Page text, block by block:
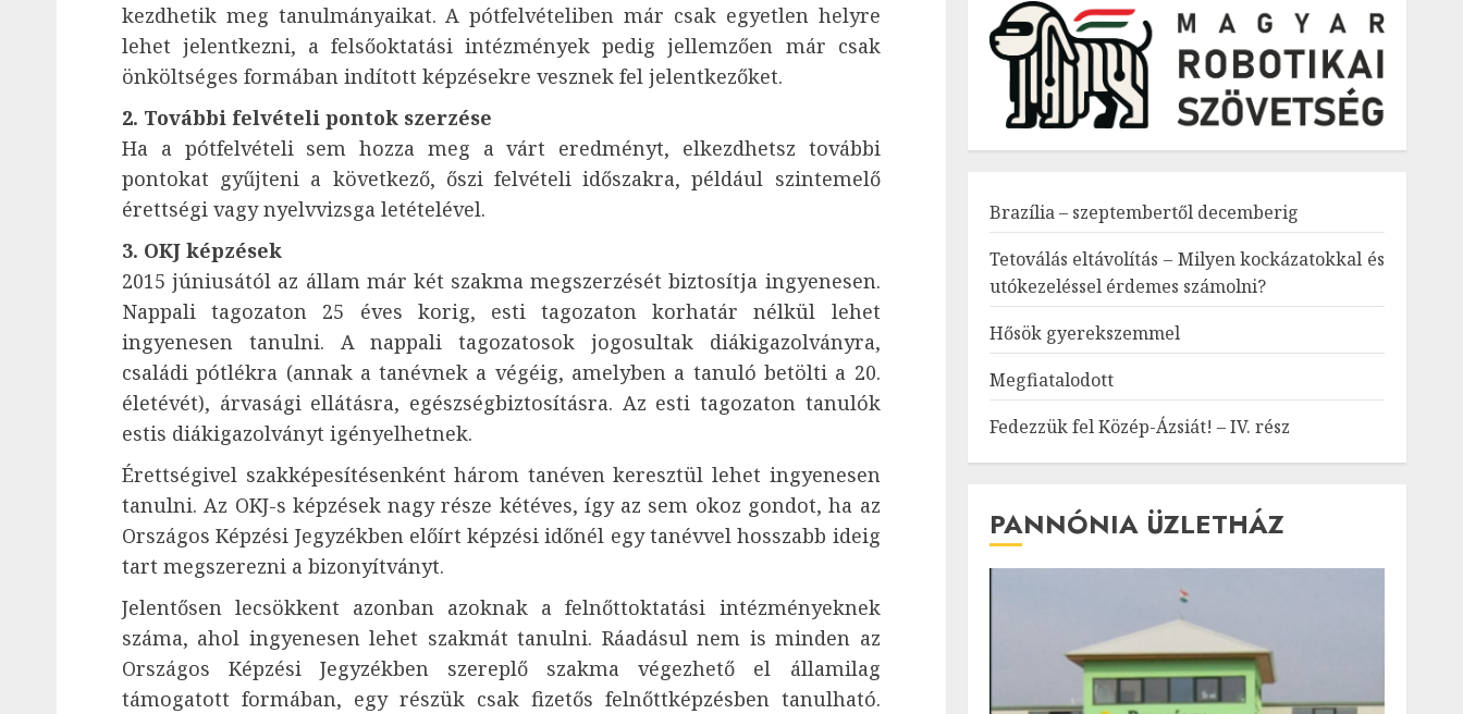
kezdhetik meg tanulmányaikat. A pótfelvételiben már csak egyetlen helyre
lehet jelentkezni, a felsőoktatási intézmények pedig jellemzően már csak
önköltséges formában indított képzésekre vesznek fel jelentkezőket.
2. További felvételi pontok szerzése
Ha a pótfelvételi sem hozza meg a várt eredményt, elkezdhetsz további
pontokat gyűjteni a következő, őszi felvételi időszakra, például szintemelő
érettségi vagy nyelvvizsga letételével.
3. OKJ képzések
2015 júniusától az állam már két szakma megszerzését biztosítja ingyenesen.
Nappali tagozaton 25 éves korig, esti tagozaton korhatár nélkül lehet
ingyenesen tanulni. A nappali tagozatosok jogosultak diákigazolványra,
családi pótlékra (annak a tanévnek a végéig, amelyben a tanuló betölti a 20.
életévét), árvasági ellátásra, egészségbiztosításra. Az esti tagozaton tanulók
estis diákigazolványt igényelhetnek.
Érettségivel szakképesítésenként három tanéven keresztül lehet ingyenesen
tanulni. Az OKJ-s képzések nagy része kétéves, így az sem okoz gondot, ha az
Országos Képzési Jegyzékben előírt képzési időnél egy tanévvel hosszabb ideig
tart megszerezni a bizonyítványt.
Jelentősen lecsökkent azonban azoknak a felnőttoktatási intézményeknek
száma, ahol ingyenesen lehet szakmát tanulni. Ráadásul nem is minden az
Országos Képzési Jegyzékben szereplő szakma végezhető el államilag
támogatott formában, egy részük csak fizetős felnőttképzésben tanulható.
Brazília – szeptembertől decemberig
Tetoválás eltávolítás – Milyen kockázatokkal és
utókezeléssel érdemes számolni?
Hősök gyerekszemmel
Megfiatalodott
Fedezzük fel Közép-Ázsiát! – IV. rész
PANNÓNIA ÜZLETHÁZ